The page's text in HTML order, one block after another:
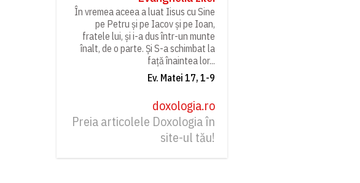
În vremea aceea a luat Iisus cu Sine
pe Petru și pe Iacov și pe Ioan,
fratele lui, și i-a dus într-un munte
înalt, de o parte. Și S-a schimbat la
față înaintea lor...
Ev. Matei 17, 1-9
doxologia.ro
Preia articolele Doxologia în
site-ul tău!